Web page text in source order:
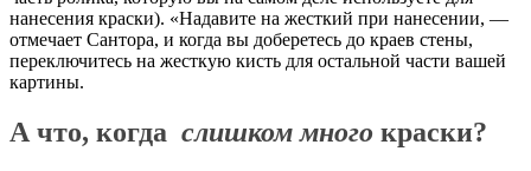
нанесения краски). «Надавите на жесткий при нанесении, —
отмечает Сантора, и когда вы доберетесь до краев стены,
переключитесь на жесткую кисть для остальной части вашей
картины.
А что, когда слишком много краски?